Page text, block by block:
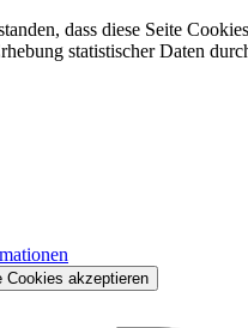
dass diese Seite
statistischer Daten
Cookies akzeptieren